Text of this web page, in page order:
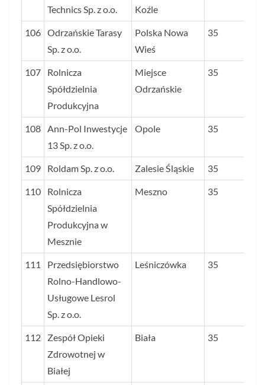
Technics Sp. z o.o. Koźle
106 Odrzańskie Tarasy
Sp. z o.o.
Polska Nowa
Wieś
35
107
Rolnicza
Spółdzielnia
Produkcyjna
Miejsce
Odrzańskie
35
108
Ann-Pol Inwestycje
13 Sp. z o.o.
Opole 35
109 Roldam Sp. z o.o. Zalesie Śląskie 35
110
Rolnicza
Spółdzielnia
Produkcyjna w
Mesznie
Meszno 35
111
Przedsiębiorstwo
Rolno-Handlowo-
Usługowe Lesrol
Sp. z o.o.
Leśniczówka 35
112
Zespół Opieki
Zdrowotnej w
Białej
Biała 35